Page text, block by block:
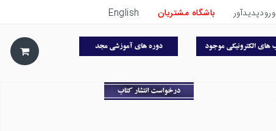
ورودپدیدآور باشگاه مشتریان English